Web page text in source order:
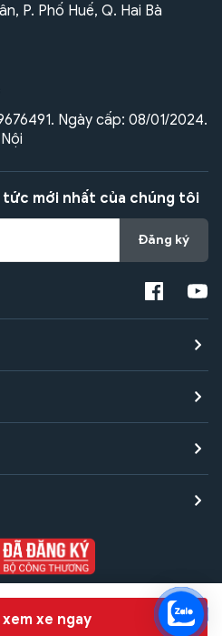
Chat hỗ trợ
xe ngay
P. Phố Huế, Q. Hai Bà
Ngày cấp: 08/01/2024.
mới nhất của chúng tôi
Đăng ký
quyền riêng tư
Điều khoản sử dụng